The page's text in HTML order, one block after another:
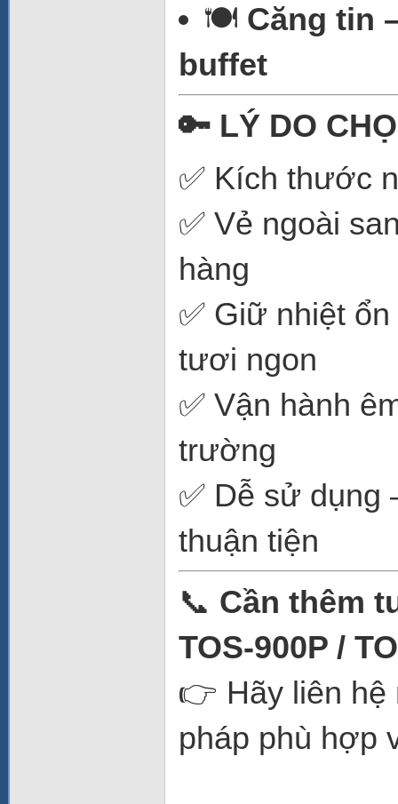
🍽️ Căng tin
buffet
🔑 LÝ DO
✅ Kích thước
✅ Vẻ ngoài
hàng
✅ Giữ nhiệt
tươi ngon
✅ Vận hành
trường
✅ Dễ sử dụng
thuận tiện
📞 Cần thêm
TOS-900P /
👉 Hãy liên hệ
pháp phù hợp